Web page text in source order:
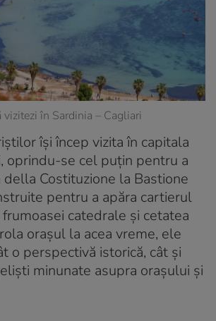
vizitezi în Sardinia – Cagliari
își încep vizita în capitala
oprindu-se cel puțin pentru a
della Costituzione la Bastione
pentru a apăra cartierul
catedrale și cetatea
orașul la acea vreme, ele
o perspectivă istorică, cât și
minunate asupra orașului și